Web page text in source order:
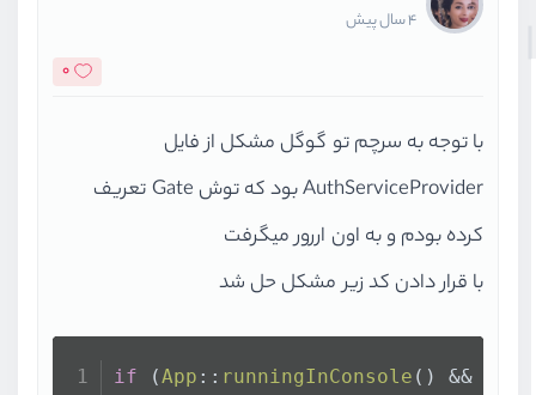
4 سال پیش
0
با توجه به سرچم تو گوگل مشکل از فایل
AuthServiceProvider بود که توش Gate تعریف
کرده بودم و به اون اررور میگرفت
با قرار دادن کد زیر مشکل حل شد
if (App :: runningInConsole () && !